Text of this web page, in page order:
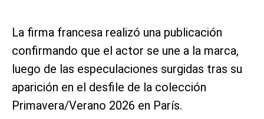
La firma francesa realizó una publicación
confirmando que el actor se une a la marca,
luego de las especulaciones surgidas tras su
aparición en el desfile de la colección
Primavera/Verano 2026 en París.